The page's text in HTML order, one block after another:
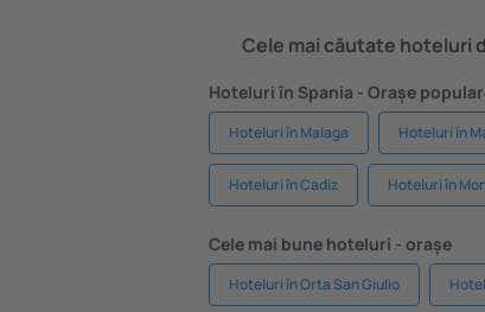
Cele mai căutate hoteluri
Hoteluri în Spania - Orașe
Hoteluri în Malaga Hoteluri în
Hoteluri în Cadiz Hoteluri în
Cele mai bune hoteluri - orașe
Hoteluri în Orta San Giulio